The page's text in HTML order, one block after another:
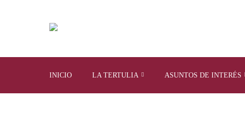
INICIO LA TERTULIA ASUNTOS DE INTERÉS